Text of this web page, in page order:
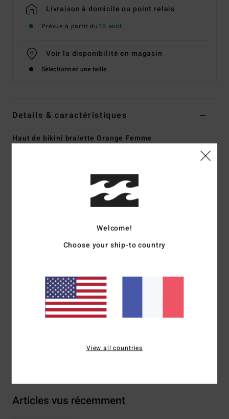
Livraison à domicile ou point relais
Prévue à partir du10 août
Voir la disponibilité en magasin
Sélectionnez une taille
Details & caractéristiques
Haut de bikini bralette Orange Femme
Bretelles réglables avec crochet au centre du dos pour la
tissu recyclé Summer High
Détail froncé sur le buste
Coussinets amovibles
Composition[Matière principale] 69% polyester recyclé,
23% polyester, 8% élasthanne
Traçabilité du produit (Loi Agec)
Articles vus récemment
Welcome!
Choose your ship-to country
View all countries